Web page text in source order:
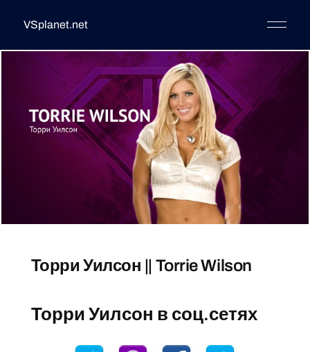
VSplanet.net
Торри Уилсон || Torrie Wilson
Торри Уилсон в соц.сетях